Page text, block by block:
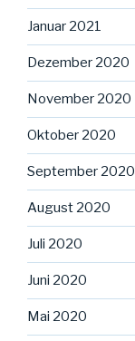
Januar 2021
Dezember 2020
November 2020
Oktober 2020
September 2020
August 2020
Juli 2020
Juni 2020
Mai 2020